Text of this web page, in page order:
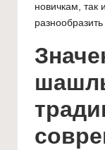
новичкам, так